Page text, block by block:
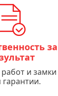
за
и